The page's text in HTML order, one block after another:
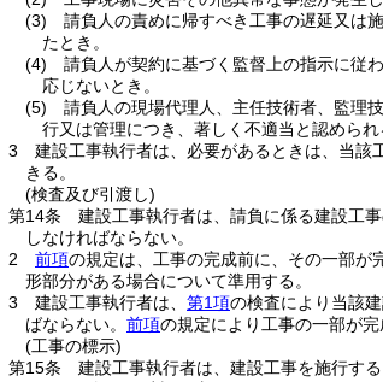
(3)
請負人の責めに帰すべき工事の遅延又は
たとき。
(4)
請負人が契約に基づく監督上の指示に従
応じないとき。
(5)
請負人の現場代理人、主任技術者、監理
行又は管理につき、著しく不適当と認めら
3
建設工事執行者は、必要があるときは、当該
きる。
(検査及び引渡し)
第14条
建設工事執行者は、請負に係る建設工
しなければならない。
2
前項の規定は、工事の完成前に、その一部が
形部分がある場合について準用する。
3
建設工事執行者は、 第1項の検査により当該
ばならない。 前項の規定により工事の一部が
(工事の標示)
第15条
建設工事執行者は、建設工事を施行す